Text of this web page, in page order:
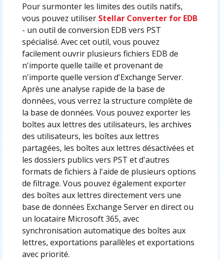
Pour surmonter les limites des outils natifs,
vous pouvez utiliser Stellar Converter for EDB
- un outil de conversion EDB vers PST
spécialisé. Avec cet outil, vous pouvez
facilement ouvrir plusieurs fichiers EDB de
n'importe quelle taille et provenant de
n'importe quelle version d'Exchange Server.
Après une analyse rapide de la base de
données, vous verrez la structure complète de
la base de données. Vous pouvez exporter les
boîtes aux lettres des utilisateurs, les archives
des utilisateurs, les boîtes aux lettres
partagées, les boîtes aux lettres désactivées et
les dossiers publics vers PST et d'autres
formats de fichiers à l'aide de plusieurs options
de filtrage. Vous pouvez également exporter
des boîtes aux lettres directement vers une
base de données Exchange Server en direct ou
un locataire Microsoft 365, avec
synchronisation automatique des boîtes aux
lettres, exportations parallèles et exportations
avec priorité.